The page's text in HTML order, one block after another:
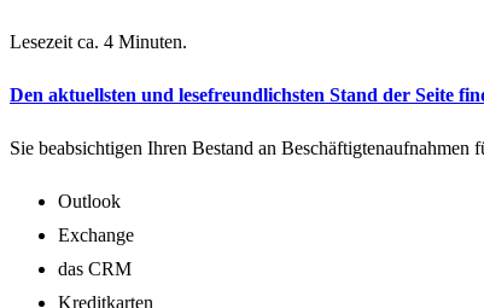
Lesezeit ca. 4 Minuten.
Den aktuellsten und lesefreundlichsten Stand der Seite
Sie beabsichtigen Ihren Bestand an
Outlook
Exchange
das CRM
Kreditkarten